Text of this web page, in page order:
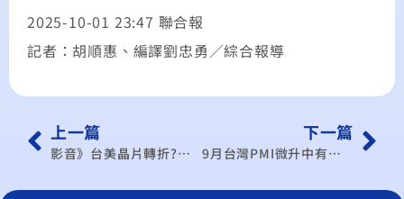
2025-10-01 23:47 聯合報
記者：胡順惠、編譯劉忠勇／綜合報導
上一篇
影音》台美晶片轉折?川普政府喊製造五五分 鄭麗君赴美關稅談判
下一篇
9月台灣PMI微升中有警訊！ 人力僱用近2年來首度轉緊縮